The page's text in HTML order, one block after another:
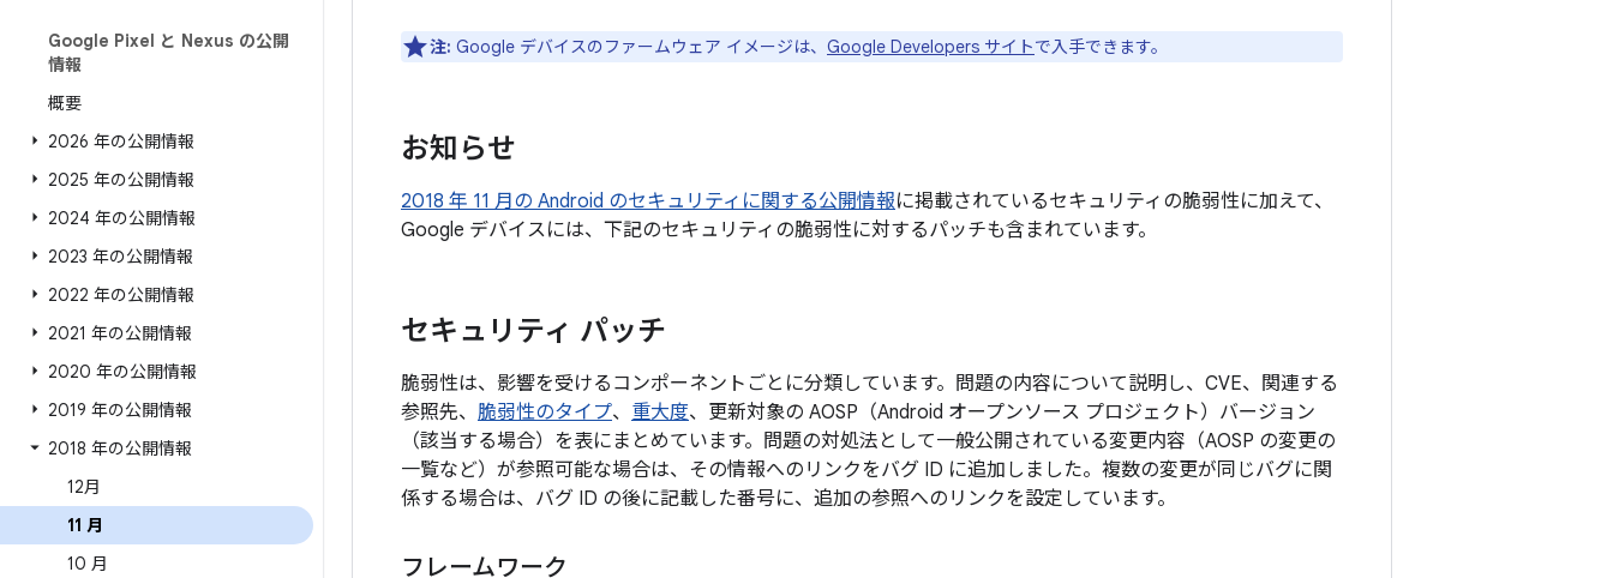
Google Pixel と Nexus の公開
情報
概要
2026 年の公開情報
2025 年の公開情報
2024 年の公開情報
2023 年の公開情報
2022 年の公開情報
2021 年の公開情報
2020 年の公開情報
2019 年の公開情報
2018 年の公開情報
12月
11 月
10 月
注: Google デバイスのファームウェア イメージは、 Google Developers サイトで入手できます。
お知らせ
2018 年 11 月の Android のセキュリティに関する公開情報に掲載されているセキュリティの脆弱性に加えて、
Google デバイスには、下記のセキュリティの脆弱性に対するパッチも含まれています。
セキュリティ パッチ
脆弱性は、影響を受けるコンポーネントごとに分類しています。問題の内容について説明し、CVE、関連する
参照先、 脆弱性のタイプ、 重大度、更新対象の AOSP（Android オープンソース プロジェクト）バージョン
（該当する場合）を表にまとめています。問題の対処法として一般公開されている変更内容（AOSP の変更の
一覧など）が参照可能な場合は、その情報へのリンクをバグ ID に追加しました。複数の変更が同じバグに関
係する場合は、バグ ID の後に記載した番号に、追加の参照へのリンクを設定しています。
フレームワーク